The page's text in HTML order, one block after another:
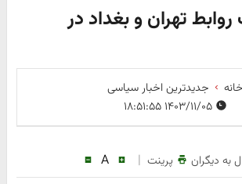
تهران و بغداد در
خانه
جدیدترین اخبار سیاسی
به دیگران پرینت |
A